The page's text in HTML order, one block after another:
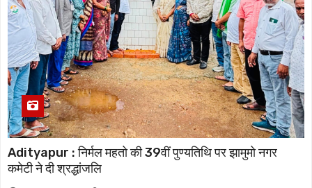
Adityapur : निर्मल महतो की 39वीं पुण्यतिथि पर झामुमो नगर
कमेटी ने दी श्रद्धांजलि